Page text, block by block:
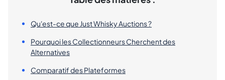
Qu'est-ce que Just Whisky Auctions ?
Pourquoi les Collectionneurs Cherchent des
Alternatives
Comparatif des Plateformes